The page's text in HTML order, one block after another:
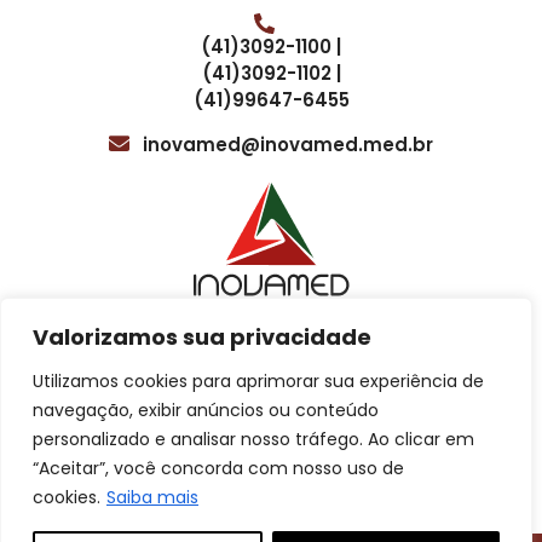
Valorizamos sua privacidade
Utilizamos cookies para aprimorar sua experiência de
navegação, exibir anúncios ou conteúdo
personalizado e analisar nosso tráfego. Ao clicar em
“Aceitar”, você concorda com nosso uso de
cookies. Saiba mais
Além disso, é útil oferecer aos clientes uma tabela com os
prazos de entrega dos resultados dos exames. Isso ajuda a
gerenciar as expectativas dos empregadores e dos
funcionários em relação ao tempo necessário para obter
os resultados. Os prazos de entrega podem variar
dependendo do tipo de exame, por isso é importante
esperados.
(41)3092-1100 |
(41)3092-1102 |
(41)99647-6455
inovamed@inovamed.med.br
Localização
Av. Sete de Setembro, 4615, 5º e 8º andar
Batel, Curitiba – PR.
Cotação para treinamentos
Atendimento ao Cliente
Cotação comercial